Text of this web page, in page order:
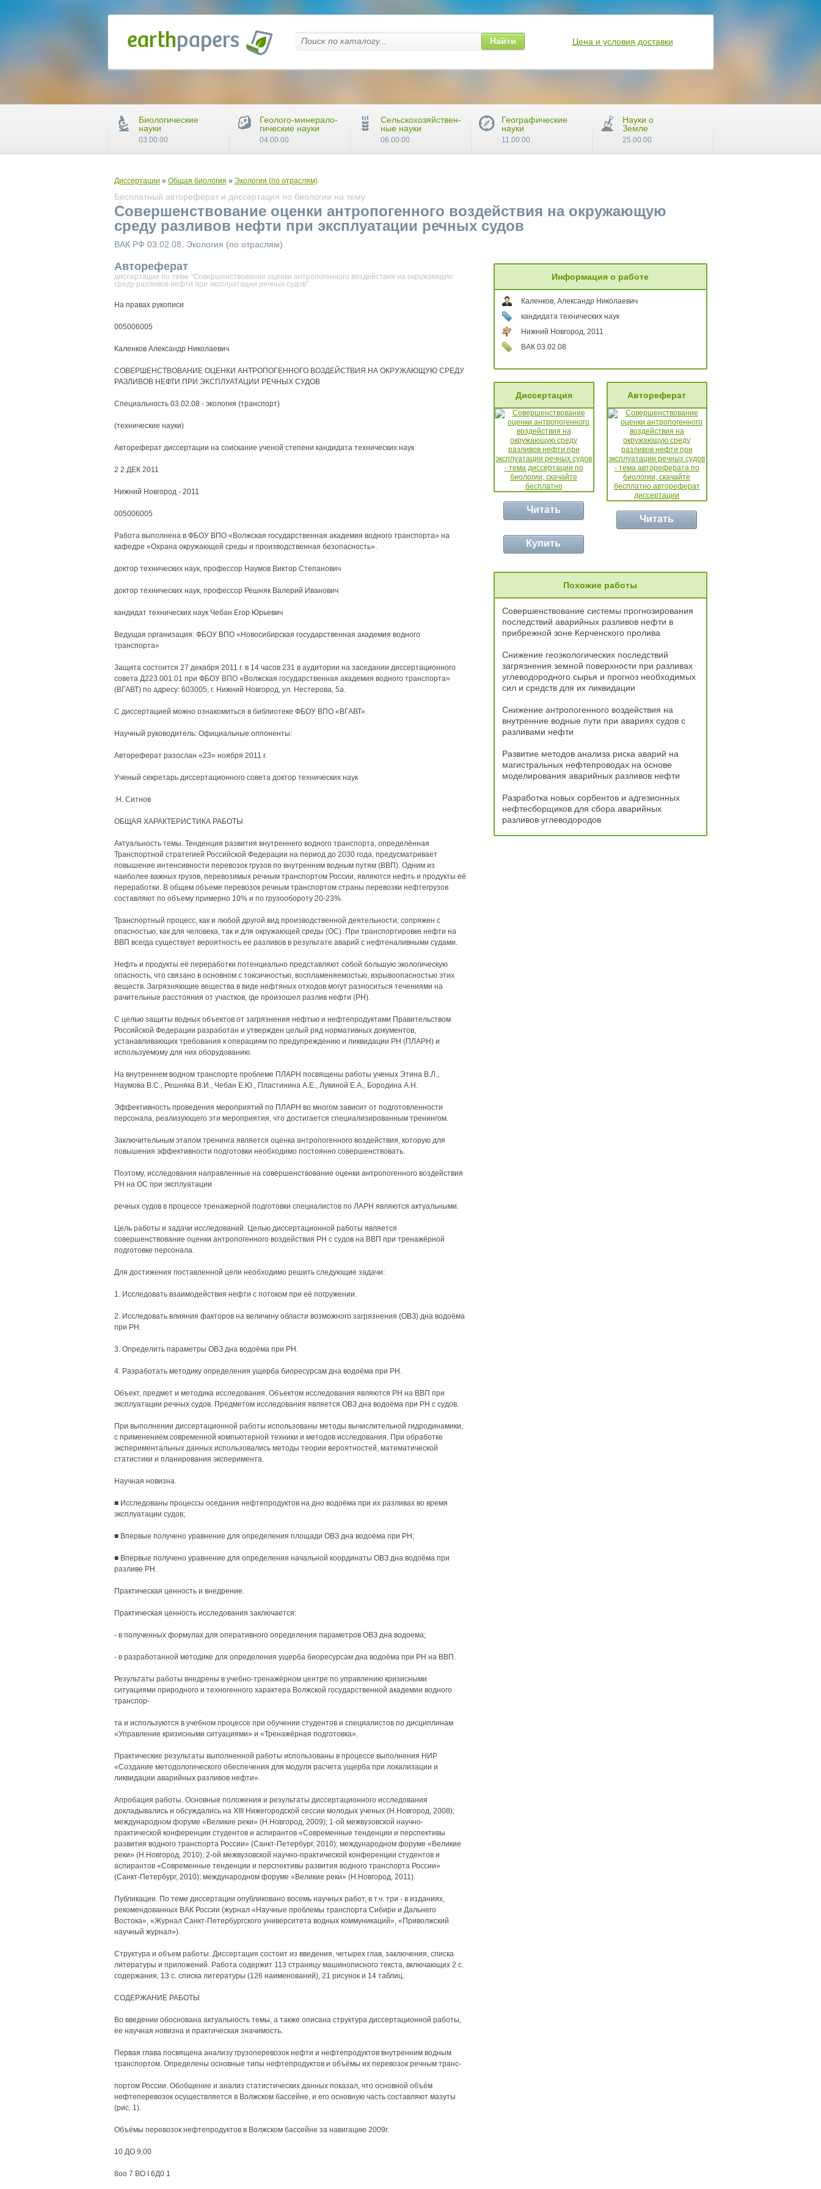
Диссертации » Общая биология » Экология (по отраслям)
Бесплатный автореферат и диссертация по биологии на тему
Совершенствование оценки антропогенного воздействия на окружающую
среду разливов нефти при эксплуатации речных судов
ВАК РФ 03.02.08, Экология (по отраслям)
Автореферат
диссертации по теме "Совершенствование оценки антропогенного воздействия на окружающую
среду разливов нефти при эксплуатации речных судов"
На правах рукописи
005006005
Каленков Александр Николаевич
СОВЕРШЕНСТВОВАНИЕ ОЦЕНКИ АНТРОПОГЕННОГО ВОЗДЕЙСТВИЯ НА ОКРУЖАЮЩУЮ СРЕДУ
РАЗЛИВОВ НЕФТИ ПРИ ЭКСПЛУАТАЦИИ РЕЧНЫХ СУДОВ
Специальность 03.02.08 - экология (транспорт)
(технические науки)
Автореферат диссертации на соискание ученой степени кандидата технических наук
2 2 ДЕК 2011
Нижний Новгород - 2011
005006005
Работа выполнена в ФБОУ ВПО «Волжская государственная академия водного транспорта» на
кафедре «Охрана окружающей среды и производственная безопасность».
доктор технических наук, профессор Наумов Виктор Степанович
доктор технических наук, профессор Решняк Валерий Иванович
кандидат технических наук Чебан Егор Юрьевич
Ведущая организация: ФБОУ ВПО «Новосибирская государственная академия водного
транспорта»
Защита состоится 27 декабря 2011 г. в 14 часов 231 в аудитории на заседании диссертационного
совета Д223.001.01 при ФБОУ ВПО «Волжская государственная академия водного транспорта»
(ВГАВТ) по адресу: 603005, г. Нижний Новгород, ул. Нестерова, 5а.
С диссертацией можно ознакомиться в библиотеке ФБОУ ВПО «ВГАВТ».
Научный руководитель: Официальные оппоненты:
Автореферат разослан «23» ноября 2011 г.
Ученый секретарь диссертационного совета доктор технических наук
:Н. Ситнов
ОБЩАЯ ХАРАКТЕРИСТИКА РАБОТЫ
Актуальность темы. Тенденция развития внутреннего водного транспорта, определённая
Транспортной стратегией Российской Федерации на период до 2030 года, предусматривает
повышение интенсивности перевозок грузов по внутренним водным путям (ВВП). Одним из
наиболее важных грузов, перевозимых речным транспортом России, являются нефть и продукты её
переработки. В общем объеме перевозок речным транспортом страны перевозки нефтегрузов
составляют по объему примерно 10% и по грузообороту 20-23%.
Транспортный процесс, как и любой другой вид производственной деятельности, сопряжен с
опасностью, как для человека, так и для окружающей среды (ОС). При транспортировке нефти на
ВВП всегда существует вероятность ее разливов в результате аварий с нефтеналивными судами.
Нефть и продукты её переработки потенциально представляют собой большую экологическую
опасность, что связано в основном с токсичностью, воспламеняемостью, взрывоопасностью этих
веществ. Загрязняющие вещества в виде нефтяных отходов могут разноситься течениями на
рачительные расстояния от участков, где произошел разлив нефти (РН).
С целью защиты водных объектов от загрязнения нефтью и нефтепродуктами Правительством
Российской Федерации разработан и утвержден целый ряд нормативных документов,
устанавливающих требования к операциям по предупреждению и ликвидации РН (ПЛАРН) и
используемому для них оборудованию.
На внутреннем водном транспорте проблеме ПЛАРН посвящены работы ученых Этина В.Л.,
Наумова B.C., Решняка В.И., Чебан Е.Ю., Пластинина А.Е., Лукиной Е.А., Бородина А.Н.
Эффективность проведения мероприятий по ПЛАРН во многом зависит от подготовленности
персонала, реализующего эти мероприятия, что достигается специализированным тренингом.
Заключительным этапом тренинга является оценка антропогенного воздействия, которую для
повышения эффективности подготовки необходимо постоянно совершенствовать.
Поэтому, исследования направленные на совершенствование оценки антропогенного воздействия
РН на ОС при эксплуатации
речных судов в процессе тренажерной подготовки специалистов по ЛАРН являются актуальными.
Цель работы и задачи исследований. Целью диссертационной работы является
совершенствование оценки антропогенного воздействия РН с судов на ВВП при тренажёрной
подготовке персонала.
Для достижения поставленной цели необходимо решить следующие задачи:
1. Исследовать взаимодействия нефти с потоком при её погружении.
2. Исследовать влияния факторов на величину области возможного загрязнения (ОВЗ) дна водоёма
при РН.
3. Определить параметры ОВЗ дна водоёма при РН.
4. Разработать методику определения ущерба биоресурсам дна водоёма при РН.
Объект, предмет и методика исследования. Объектом исследования являются РН на ВВП при
эксплуатации речных судов. Предметом исследования является ОВЗ дна водоёма при РН с судов.
При выполнении диссертационной работы использованы методы вычислительной гидродинамики,
с применением современной компьютерной техники и методов исследования. При обработке
экспериментальных данных использовались методы теории вероятностей, математической
статистики и планирования эксперимента.
Научная новизна.
■ Исследованы процессы оседания нефтепродуктов на дно водоёма при их разливах во время
эксплуатации судов;
■ Впервые получено уравнение для определения площади ОВЗ дна водоёма при РН;
■ Впервые получено уравнение для определения начальной координаты ОВЗ дна водоёма при
разливе РН.
Практическая ценность и внедрение.
Практическая ценность исследования заключается:
- в полученных формулах для оперативного определения параметров ОВЗ дна водоема;
- в разработанной методике для определения ущерба биоресурсам дна водоёма при РН на ВВП.
Результаты работы внедрены в учебно-тренажёрном центре по управлению кризисными
ситуациями природного и техногенного характера Волжской государственной академии водного
транспор-
та и используются в учебном процессе при обучении студентов и специалистов по дисциплинам
«Управление кризисными ситуациями» и «Тренажёрная подготовка».
Практические результаты выполненной работы использованы в процессе выполнения НИР
«Создание методологического обеспечения для модуля расчета ущерба при локализации и
ликвидации аварийных разливов нефти».
Апробация работы. Основные положения и результаты диссертационного исследования
докладывались и обсуждались на XIII Нижегородской сессии молодых ученых (Н.Новгород, 2008);
международном форуме «Великие реки» (Н.Новгород, 2009); 1-ой межвузовской научно-
практической конференции студентов и аспирантов «Современные тенденции и перспективы
развития водного транспорта России» (Санкт-Петербург, 2010); международном форуме «Великие
реки» (Н.Новгород, 2010); 2-ой межвузовской научно-практической конференции студентов и
аспирантов «Современные тенденции и перспективы развития водного транспорта России»
(Санкт-Петербург, 2010); международном форуме «Великие реки» (Н.Новгород, 2011).
Публикации. По теме диссертации опубликовано восемь научных работ, в т.ч. три - в изданиях,
рекомендованных ВАК России (журнал «Научные проблемы транспорта Сибири и Дальнего
Востока», «Журнал Санкт-Петербургского университета водных коммуникаций», «Приволжский
научный журнал»).
Структура и объем работы. Диссертация состоит из введения, четырех глав, заключения, списка
литературы и приложений. Работа содержит 113 страницу машинописного текста, включающих 2 с.
содержания, 13 с. списка литературы (126 наименований), 21 рисунок и 14 таблиц.
СОДЕРЖАНИЕ РАБОТЫ
Во введении обоснована актуальность темы, а также описана структура диссертационной работы,
ее научная новизна и практическая значимость.
Первая глава посвящена анализу грузоперевозок нефти и нефтепродуктов внутренним водным
транспортом. Определены основные типы нефтепродуктов и объёмы их перевозок речным транс-
портом России. Обобщение и анализ статистических данных показал, что основной объём
нефтеперевозок осуществляется в Волжском бассейне, и его основную часть составляют мазуты
(рис. 1).
Объёмы перевозок нефтепродуктов в Волжском бассейне за навигацию 2009г.
10 ДО 9,00
8оо 7 ВО I 6Д0 1
Информация о работе
Каленков, Александр Николаевич
кандидата технических наук
Нижний Новгород, 2011
ВАК 03.02.08
Диссертация
Читать
Автореферат
Читать
Купить
Похожие работы
Совершенствование системы прогнозирования
последствий аварийных разливов нефти в
прибрежной зоне Керченского пролива
Снижение геоэкологических последствий
загрязнения земной поверхности при разливах
углеводородного сырья и прогноз необходимых
сил и средств для их ликвидации
Снижение антропогенного воздействия на
внутренние водные пути при авариях судов с
разливами нефти
Развитие методов анализа риска аварий на
магистральных нефтепроводах на основе
моделирования аварийных разливов нефти
Разработка новых сорбентов и адгезионных
нефтесборщиков для сбора аварийных
разливов углеводородов
Найти Цена и условия доставки
Биологические
науки
03.00.00
Геолого-минерало-
гические науки
04.00.00
Сельскохозяйствен-
ные науки
06.00.00
Географические
науки
11.00.00
Науки о
Земле
25.00.00